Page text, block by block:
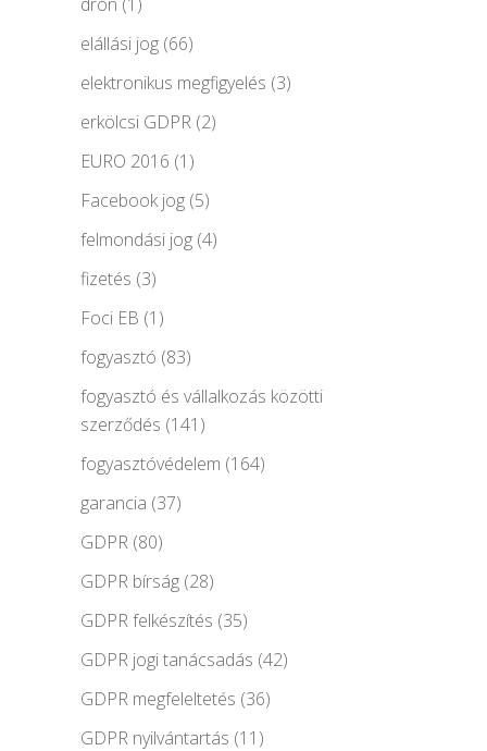
elállási jog (66)
elektronikus megfigyelés (3)
erkölcsi GDPR (2)
EURO 2016 (1)
Facebook jog (5)
felmondási jog (4)
fizetés (3)
Foci EB (1)
fogyasztó (83)
fogyasztó és vállalkozás közötti
szerződés (141)
fogyasztóvédelem (164)
garancia (37)
GDPR (80)
GDPR bírság (28)
GDPR felkészítés (35)
GDPR jogi tanácsadás (42)
GDPR megfeleltetés (36)
GDPR nyilvántartás (11)